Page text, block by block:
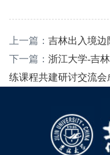
上一篇： 吉林出入境边
下一篇： 浙江大学-吉
练课程共建研讨交流会